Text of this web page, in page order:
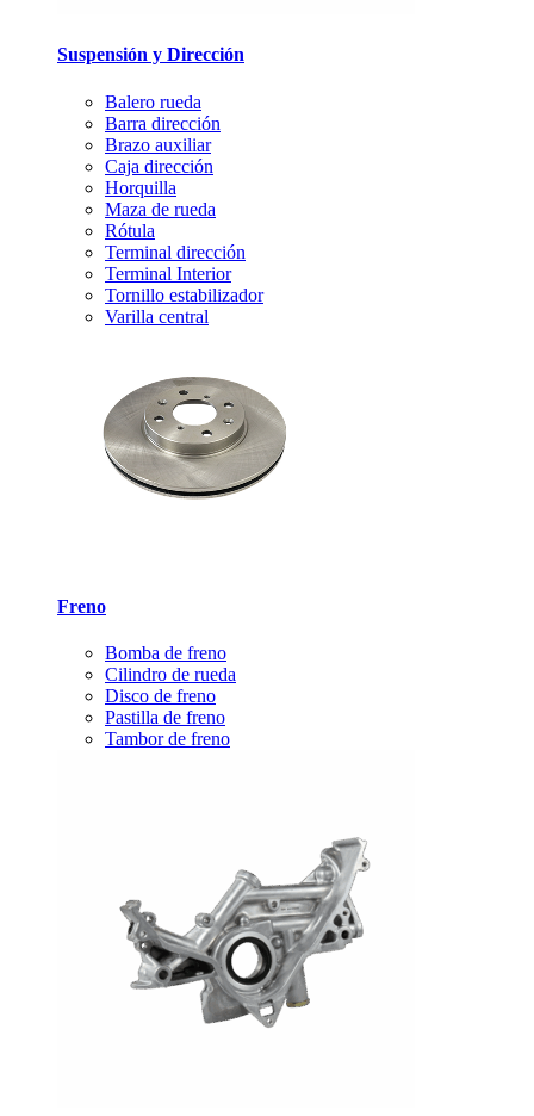
Suspensión y Dirección
Balero rueda
Barra dirección
Brazo auxiliar
Caja dirección
Horquilla
Maza de rueda
Rótula
Terminal dirección
Terminal Interior
Tornillo estabilizador
Varilla central
Freno
Bomba de freno
Cilindro de rueda
Disco de freno
Pastilla de freno
Tambor de freno